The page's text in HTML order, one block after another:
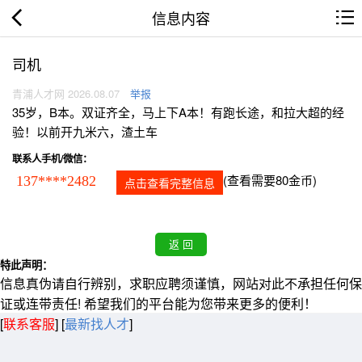
信息内容
司机
青浦人才网 2026.08.07 举报
35岁，B本。双证齐全，马上下A本！有跑长途，和拉大超的经
验！以前开九米六，渣土车
联系人手机/微信：
137****2482 点击查看完整信息 (查看需要80金币)
特此声明：
信息真伪请自行辨别，求职应聘须谨慎，网站对此不承担任何保
证或连带责任! 希望我们的平台能为您带来更多的便利！
[联系客服] [最新找人才]